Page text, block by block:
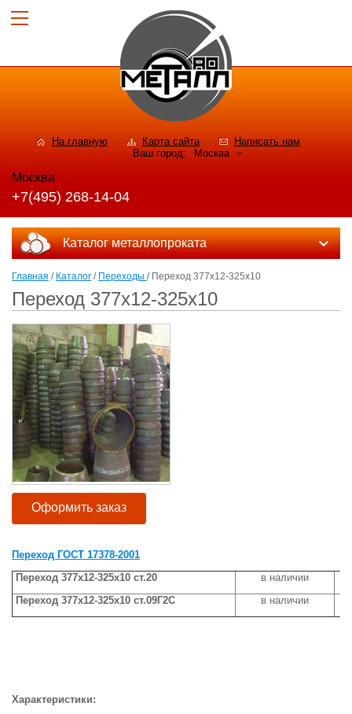
На главную Карта сайта
Написать нам
Ваш город:
Москва
Москва
+7(495) 268-14-04
Каталог металлопроката
Главная / Каталог / Переходы / Переход 377х12-325х10
Переход 377х12-325х10
Оформить заказ
Переход ГОСТ 17378-2001
Переход 377х12-325х10 ст.20
в наличии
Переход 377х12-325х10 ст.09Г2С
в наличии
Характеристики: